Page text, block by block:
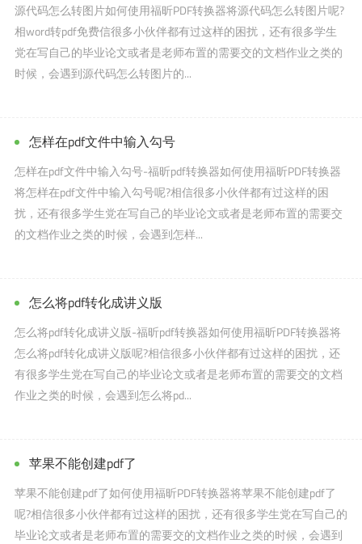
源代码怎么转图片如何使用福昕PDF转换器将源代码怎么转图片呢?
相word转pdf免费信很多小伙伴都有过这样的困扰，还有很多学生
党在写自己的毕业论文或者是老师布置的需要交的文档作业之类的
时候，会遇到源代码怎么转图片的...
怎样在pdf文件中输入勾号
怎样在pdf文件中输入勾号-福昕pdf转换器如何使用福昕PDF转换器
将怎样在pdf文件中输入勾号呢?相信很多小伙伴都有过这样的困
扰，还有很多学生党在写自己的毕业论文或者是老师布置的需要交
的文档作业之类的时候，会遇到怎样...
怎么将pdf转化成讲义版
怎么将pdf转化成讲义版-福昕pdf转换器如何使用福昕PDF转换器将
怎么将pdf转化成讲义版呢?相信很多小伙伴都有过这样的困扰，还
有很多学生党在写自己的毕业论文或者是老师布置的需要交的文档
作业之类的时候，会遇到怎么将pd...
苹果不能创建pdf了
苹果不能创建pdf了如何使用福昕PDF转换器将苹果不能创建pdf了
呢?相信很多小伙伴都有过这样的困扰，还有很多学生党在写自己的
毕业论文或者是老师布置的需要交的文档作业之类的时候，会遇到